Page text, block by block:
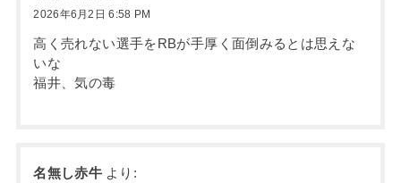
2026年6月2日 6:58 PM
高く売れない選手をRBが手厚く面倒みるとは思えな
いな
福井、気の毒
名無し赤牛 より: